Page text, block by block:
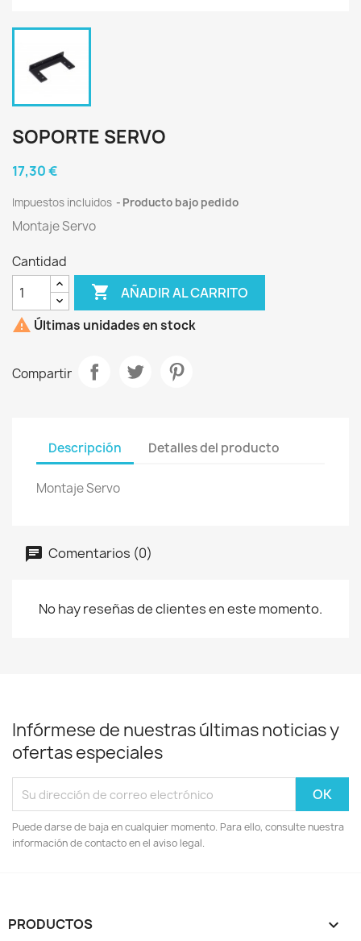
SOPORTE SERVO
17,30 €
Impuestos incluidos Producto bajo pedido
Montaje Servo
Cantidad
 AÑADIR AL CARRITO
 Últimas unidades en stock
Compartir
Descripción Detalles del producto
Montaje Servo
Comentarios (0)
No hay reseñas de clientes en este momento.
Infórmese de nuestras últimas noticias y
ofertas especiales
Puede darse de baja en cualquier momento. Para ello, consulte nuestra
información de contacto en el aviso legal.
PRODUCTOS 